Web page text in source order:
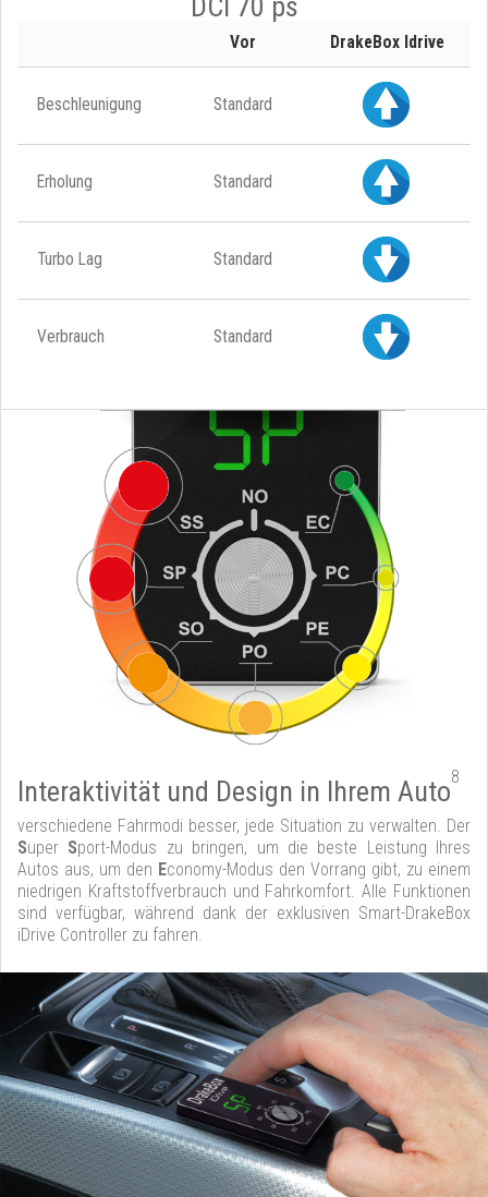
Vor DrakeBox Idrive
Beschleunigung Standard
Erholung Standard
Turbo Lag Standard
Verbrauch Standard
Interaktivität und Design in Ihrem Auto8
verschiedene Fahrmodi besser, jede Situation zu verwalten. Der
Super Sport-Modus zu bringen, um die beste Leistung Ihres
Autos aus, um den Economy-Modus den Vorrang gibt, zu einem
niedrigen Kraftstoffverbrauch und Fahrkomfort. Alle Funktionen
sind verfügbar, während dank der exklusiven Smart-DrakeBox
iDrive Controller zu fahren.